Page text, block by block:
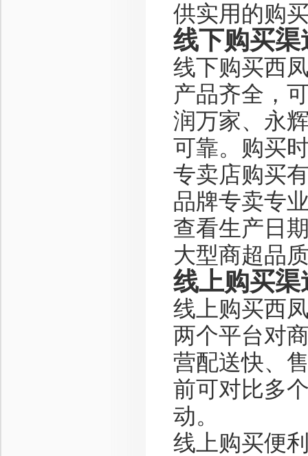
供实用的购
线下购买渠
线下购买西
产品齐全，
润万家、永
可靠。购买
专卖店购买
品牌专卖专
查看生产日
大型商超品
线上购买渠
线上购买西
两个平台对
营配送快、
前可对比多
动。
线上购买便